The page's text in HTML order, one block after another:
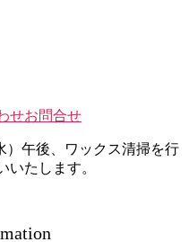
お問合せ
）午後、ワックス清掃を行
いたします。